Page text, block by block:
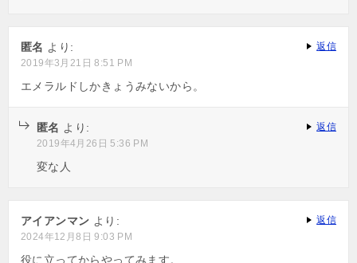
匿名 より:
2019年3月21日 8:51 PM
エメラルドしかきょうみないから。
返信
匿名 より:
2019年4月26日 5:36 PM
変な人
返信
アイアンマン より:
2024年12月8日 9:03 PM
役に立ってからやってみます。
返信